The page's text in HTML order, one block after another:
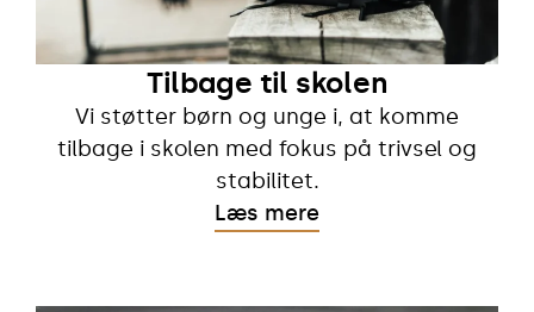
Tilbage til skolen
Vi støtter børn og unge i, at komme
tilbage i skolen med fokus på trivsel og
stabilitet.
Læs mere